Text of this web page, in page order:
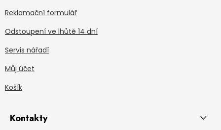
Reklamační formulář
Odstoupení ve lhůtě 14 dní
Servis nářadí
Můj účet
Košík
Kontakty